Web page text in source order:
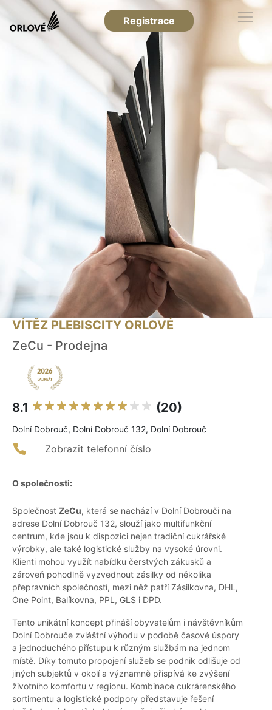
Registrace
VÍTĚZ PLEBISCITY ORLOVÉ
ZeCu - Prodejna
8.1 (20)
Dolní Dobrouč, Dolní Dobrouč 132, Dolní Dobrouč
Zobrazit telefonní číslo
O společnosti:
Společnost ZeCu, která se nachází v Dolní Dobrouči na
adrese Dolní Dobrouč 132, slouží jako multifunkční
centrum, kde jsou k dispozici nejen tradiční cukrářské
výrobky, ale také logistické služby na vysoké úrovni.
Klienti mohou využít nabídku čerstvých zákusků a
zároveň pohodlně vyzvednout zásilky od několika
přepravních společností, mezi něž patří Zásilkovna, DHL,
One Point, Balíkovna, PPL, GLS i DPD.
Tento unikátní koncept přináší obyvatelům i návštěvníkům
Dolní Dobrouče zvláštní výhodu v podobě časové úspory
a jednoduchého přístupu k různým službám na jednom
místě. Díky tomuto propojení služeb se podnik odlišuje od
jiných subjektů v okolí a významně přispívá ke zvýšení
životního komfortu v regionu. Kombinace cukrárenského
sortimentu a logistické podpory představuje řešení